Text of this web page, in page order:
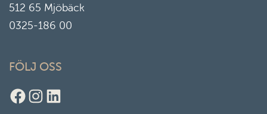
512 65 Mjöbäck
0325-186 00
FÖLJ OSS
Facebook
Instagram
LinkedIn